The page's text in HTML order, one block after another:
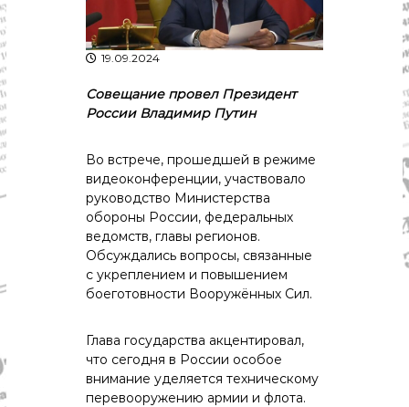
р
а
в
а
"
о
с
о
м
К
о
с
т
р
о
м
с
к
о
б
л
а
19.09.2024
Совещание провел Президент
России Владимир Путин
Во встрече, прошедшей в режиме
видеоконференции, участвовало
руководство Министерства
обороны России, федеральных
ведомств, главы регионов.
Обсуждались вопросы, связанные
с укреплением и повышением
боеготовности Вооружённых Сил.
Глава государства акцентировал,
что сегодня в России особое
внимание уделяется техническому
перевооружению армии и флота.